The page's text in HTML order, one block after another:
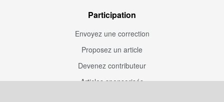
Participation
Envoyez une correction
Proposez un article
Devenez contributeur
Articles sponsorisés